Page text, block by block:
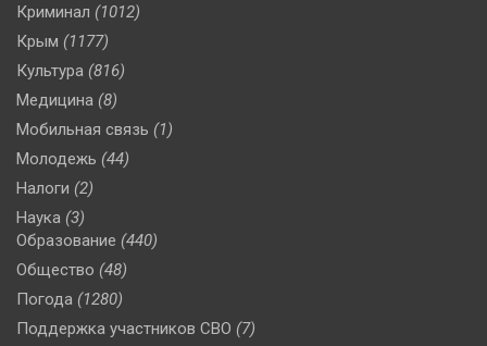
Криминал (1012)
Крым (1177)
Культура (816)
Медицина (8)
Мобильная связь (1)
Молодежь (44)
Налоги (2)
Наука (3)
Образование (440)
Общество (48)
Погода (1280)
Поддержка участников СВО (7)